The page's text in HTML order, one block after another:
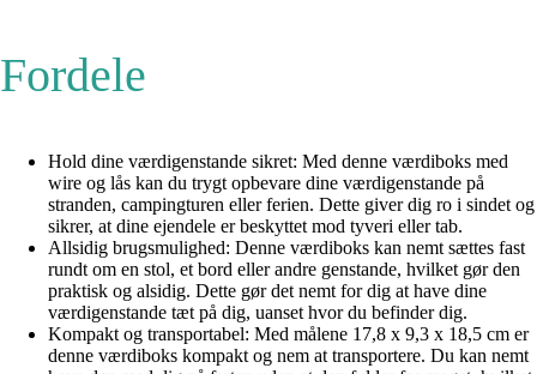
Fordele
Hold dine værdigenstande sikret: Med denne værdiboks med
wire og lås kan du trygt opbevare dine værdigenstande på
stranden, campingturen eller ferien. Dette giver dig ro i sindet og
sikrer, at dine ejendele er beskyttet mod tyveri eller tab.
Allsidig brugsmulighed: Denne værdiboks kan nemt sættes fast
rundt om en stol, et bord eller andre genstande, hvilket gør den
praktisk og alsidig. Dette gør det nemt for dig at have dine
værdigenstande tæt på dig, uanset hvor du befinder dig.
Kompakt og transportabel: Med målene 17,8 x 9,3 x 18,5 cm er
denne værdiboks kompakt og nem at transportere. Du kan nemt